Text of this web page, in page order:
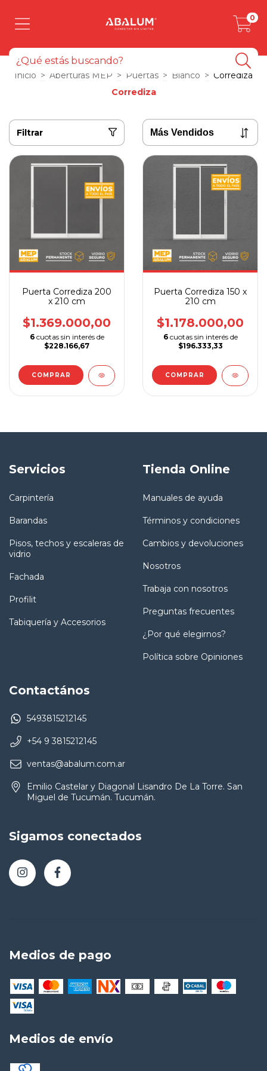
0
Inicio > Aberturas MEP > Puertas > Blanco > Corrediza
Corrediza
Filtrar
Puerta Corrediza 200
x 210 cm
$1.369.000,00
6 cuotas sin interés de
$228.166,67
COMPRAR
Puerta Corrediza 150 x
210 cm
$1.178.000,00
6 cuotas sin interés de
$196.333,33
COMPRAR
Servicios
Carpintería
Barandas
Pisos, techos y escaleras de
vidrio
Fachada
Profilit
Tabiquería y Accesorios
Tienda Online
Manuales de ayuda
Términos y condiciones
Cambios y devoluciones
Nosotros
Trabaja con nosotros
Preguntas frecuentes
¿Por qué elegirnos?
Política sobre Opiniones
Contactános
5493815212145
+54 9 3815212145
ventas@abalum.com.ar
Emilio Castelar y Diagonal Lisandro De La Torre. San
Miguel de Tucumán. Tucumán.
Sigamos conectados
Medios de pago
Medios de envío